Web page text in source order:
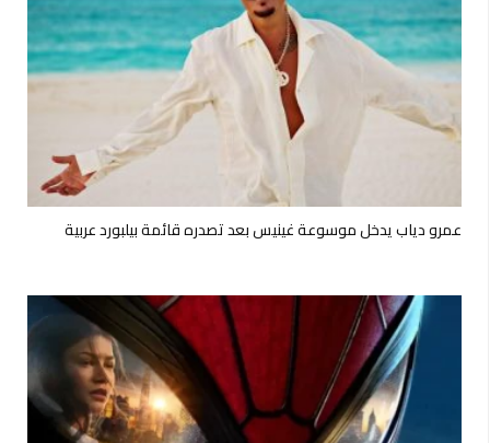
عمرو دياب يدخل موسوعة غينيس بعد تصدره قائمة بيلبورد عربية